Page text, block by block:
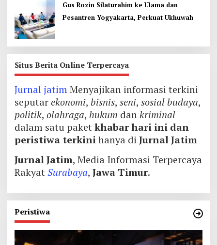
Gus Rozin Silaturahim ke Ulama dan
Pesantren Yogyakarta, Perkuat Ukhuwah
Situs Berita Online Terpercaya
Jurnal jatimMenyajikan informasi terkini
seputarekonomi, bisnis, seni, sosial budaya,
politik, olahraga, hukum dankriminal
dalam satu paketkhabar hari ini dan
peristiwa terkinihanya di Jurnal Jatim
Jurnal Jatim, Media Informasi Terpercaya
RakyatSurabaya, Jawa Timur.
Peristiwa